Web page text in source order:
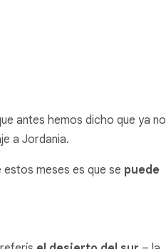
antes hemos dicho que ya no
a Jordania.
meses es que se puede